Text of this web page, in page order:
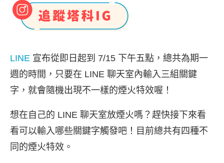
LINE 宣布從即日起到 7/15 下午五點，總共為期一
週的時間，只要在 LINE 聊天室內輸入三組關鍵
字，就會隨機出現不一樣的煙火特效喔！
想在自己的 LINE 聊天室放煙火嗎？趕快接下來看
看可以輸入哪些關鍵字觸發吧！目前總共有四種不
同的煙火特效。